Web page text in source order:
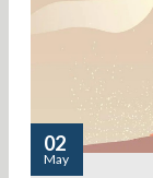
02
May